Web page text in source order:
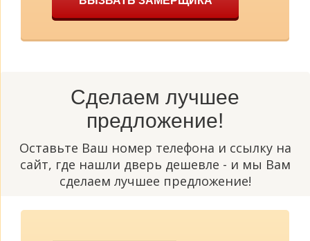
Сделаем лучшее
предложение!
Оставьте Ваш номер телефона и ссылку на
сайт, где нашли дверь дешевле - и мы Вам
сделаем лучшее предложение!